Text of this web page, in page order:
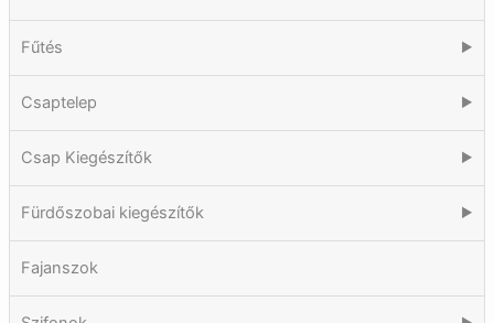
Fűtés ▶
Csaptelep ▶
Csap Kiegészítők ▶
Fürdőszobai kiegészítők ▶
Fajanszok